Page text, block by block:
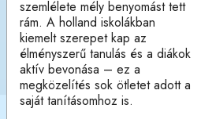
szemlélete mély benyomást tett
rám. A holland iskolákban
kiemelt szerepet kap az
élményszerű tanulás és a diákok
aktív bevonása – ez a
megközelítés sok ötletet adott a
saját tanításomhoz is.